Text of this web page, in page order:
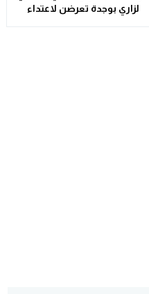
لزاري بوجدة تعرضن لاعتداء